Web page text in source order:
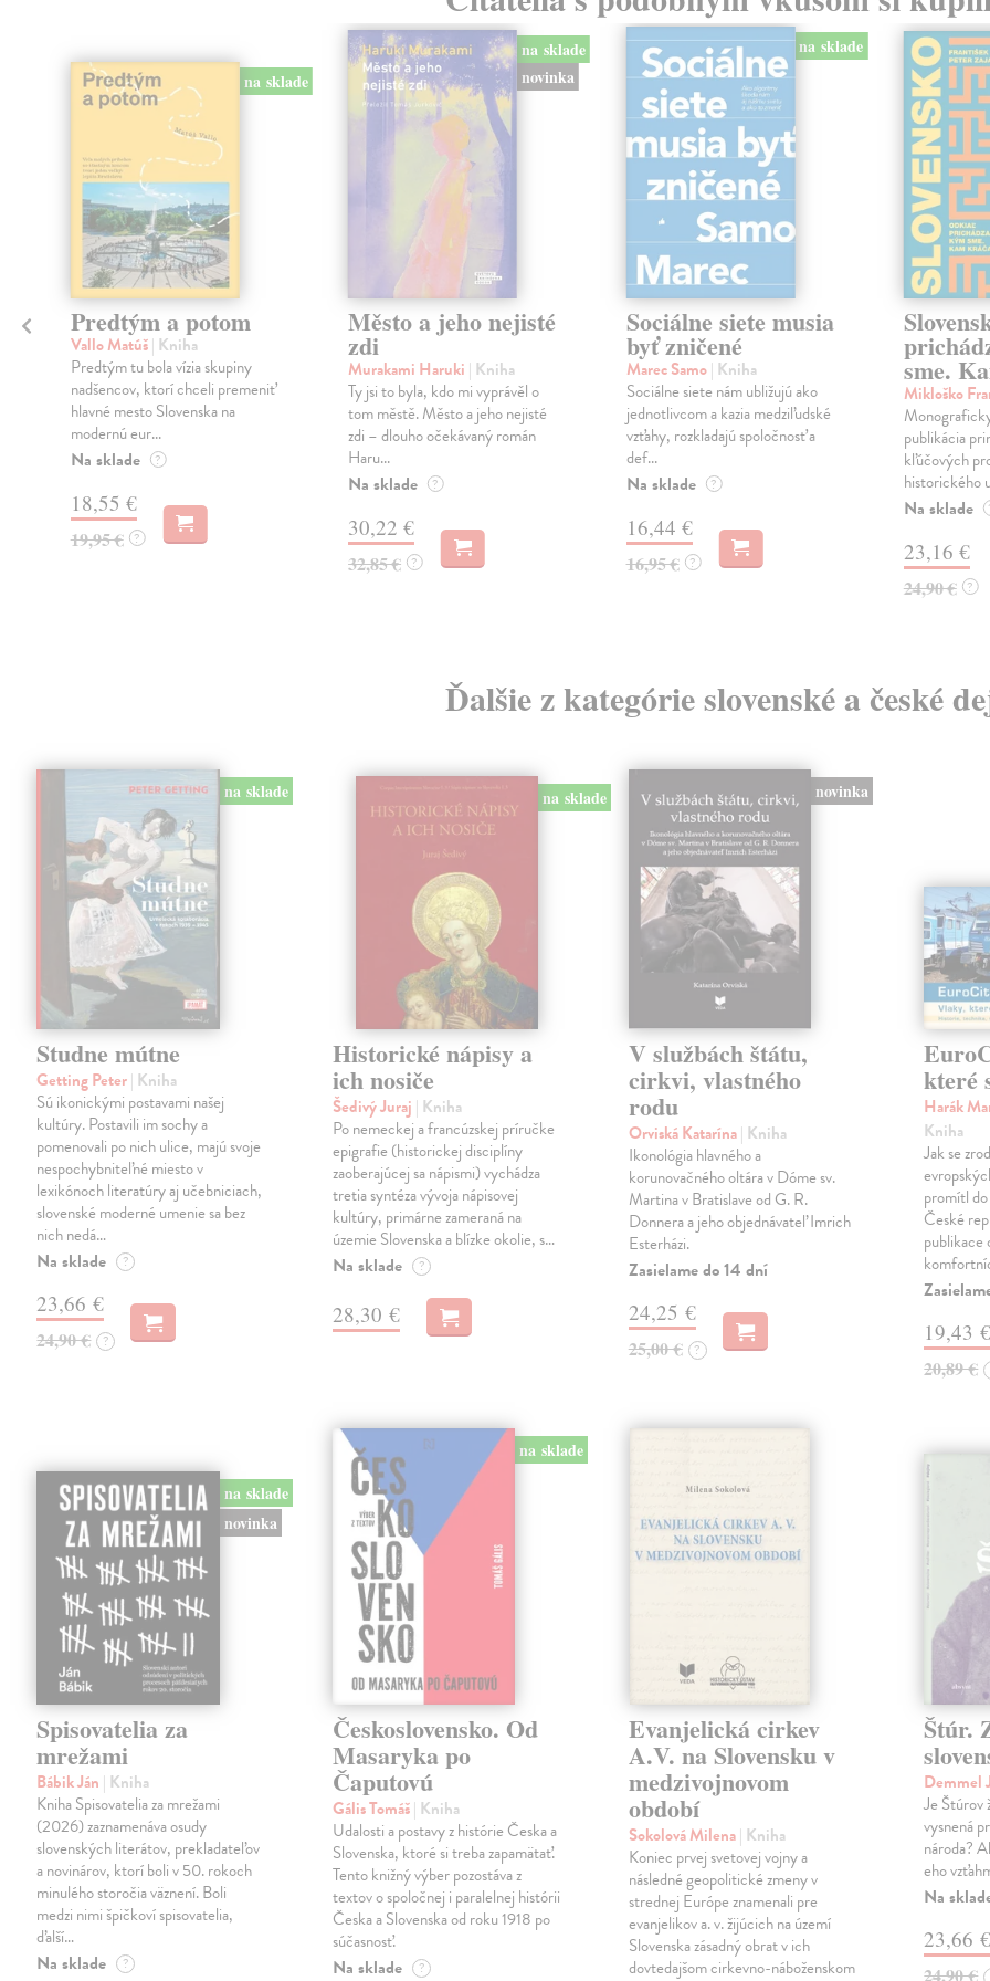
na sklade
Predtým a potom
Vallo Matúš| Kniha
Predtým tu bola vízia skupiny
nadšencov, ktorí chceli premeniť
hlavné mesto Slovenska na
modernú eur...
Na sklade ?
18,55 €
19,95 € ?
na sklade
novinka
Město a jeho nejisté
zdi
Murakami Haruki | Kniha
Ty jsi to byla, kdo mi vyprávěl o
tom městě. Město a jeho nejisté
zdi – dlouho očekávaný román
Haru...
Na sklade ?
30,22 €
32,85 € ?
na sklade
Sociálne siete musia
byť zničené
Marec Samo| Kniha
Sociálne siete nám ubližujú ako
jednotlivcom a kazia medziľudské
vzťahy, rozkladajú spoločnosť a
def...
Na sklade ?
16,44 €
16,95 € ?
sme.
Mikloško
publikácia
kľúčových
historického
Na sklade
23,16 €
24,90 € ?
Ďalšie z kategórie slovenské a české
na sklade
Studne mútne
Getting Peter| Kniha
Sú ikonickými postavami našej
kultúry. Postavili im sochy a
pomenovali po nich ulice, majú svoje
nespochybniteľné miesto v
lexikónoch literatúry aj učebniciach,
slovenské moderné umenie sa bez
nich nedá…
Na sklade ?
23,66 €
24,90 € ?
na sklade
Historické nápisy a
ich nosiče
Šedivý Juraj | Kniha
Po nemeckej a francúzskej príručke
epigrafie (historickej disciplíny
zaoberajúcej sa nápismi) vychádza
tretia syntéza vývoja nápisovej
kultúry, primárne zameraná na
územie Slovenska a blízke okolie, s…
Na sklade ?
28,30 €
novinka
V službách štátu,
cirkvi, vlastného
rodu
Orviská Katarína| Kniha
Ikonológia hlavného a
korunovačného oltára v Dóme sv.
Martina v Bratislave od G. R.
Donnera a jeho objednávateľ Imrich
Esterházi.
Zasielame do 14 dní
24,25 €
25,00 € ?
které
Harák
Kniha
Jak se
promítl
České
publikace
19,43 €
20,89 €
na sklade
novinka
Spisovatelia za
mrežami
Bábik Ján | Kniha
Kniha Spisovatelia za mrežami
(2026) zaznamenáva osudy
slovenských literátov, prekladateľov
a novinárov, ktorí boli v 50. rokoch
minulého storočia väznení. Boli
medzi nimi špičkoví spisovatelia,
ďalší…
Na sklade ?
na sklade
Československo. Od
Masaryka po
Čaputovú
Gális Tomáš| Kniha
Udalosti a postavy z histórie Česka a
Slovenska, ktoré si treba zapamätať.
Tento knižný výber pozostáva z
textov o spoločnej i paralelnej histórii
Česka a Slovenska od roku 1918 po
súčasnosť.
Na sklade ?
Evanjelická cirkev
A.V. na Slovensku v
medzivojnovom
období
Sokolová Milena| Kniha
Koniec prvej svetovej vojny a
následné geopolitické zmeny v
strednej Európe znamenali pre
evanjelikov a. v. žijúcich na území
Slovenska zásadný obrat v ich
dovtedajšom cirkevno-náboženskom
Štúr.
Demmel
Je Štúrov
vysnená
národa?
eho
Na
23,66 €
24,90 €